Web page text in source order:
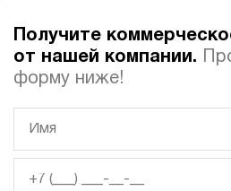
гидростанции
Гидростанция с домкратом
Получите
от нашей компании.
форму ниже!